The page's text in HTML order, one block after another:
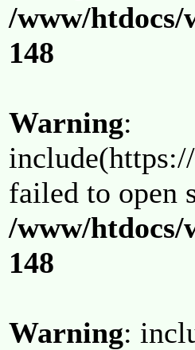
/www/htdocs/
148
Warning:
failed to open
/www/htdocs/
148
Warning: